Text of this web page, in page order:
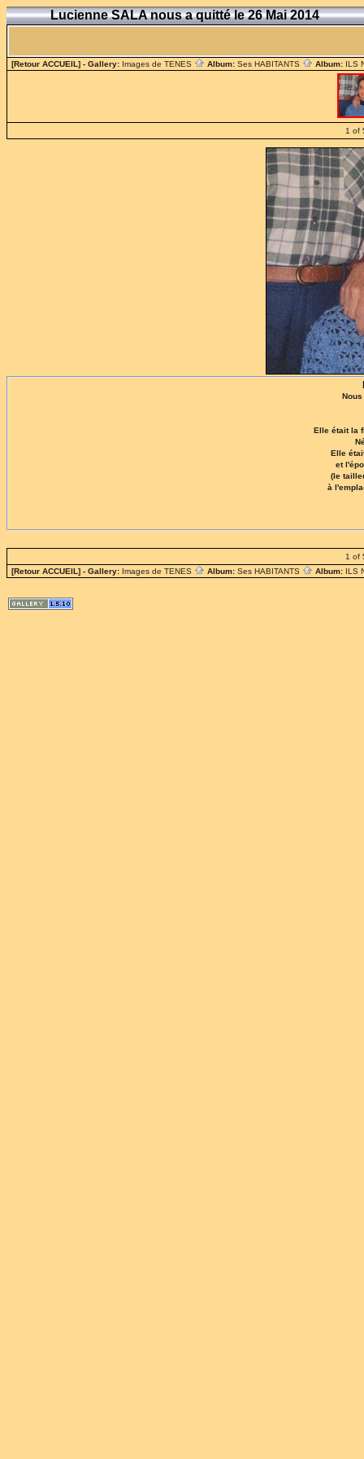
Lucienne SALA nous a quitté le 26 Mai 2014
[Retour ACCUEIL] - Gallery: Images de TENES Album: Ses HABITANTS Album: ILS
1 of
Elle était la
Elle
et
(le
à
1 of
[Retour ACCUEIL] - Gallery: Images de TENES Album: Ses HABITANTS Album: ILS